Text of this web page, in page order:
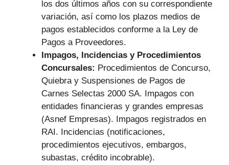
los dos últimos años con su correspondiente
variación, así como los plazos medios de
pagos establecidos conforme a la Ley de
Pagos a Proveedores.
Impagos, Incidencias y Procedimientos
Concursales: Procedimientos de Concurso,
Quiebra y Suspensiones de Pagos de
Carnes Selectas 2000 SA. Impagos con
entidades financieras y grandes empresas
(Asnef Empresas). Impagos registrados en
RAI. Incidencias (notificaciones,
procedimientos ejecutivos, embargos,
subastas, crédito incobrable).